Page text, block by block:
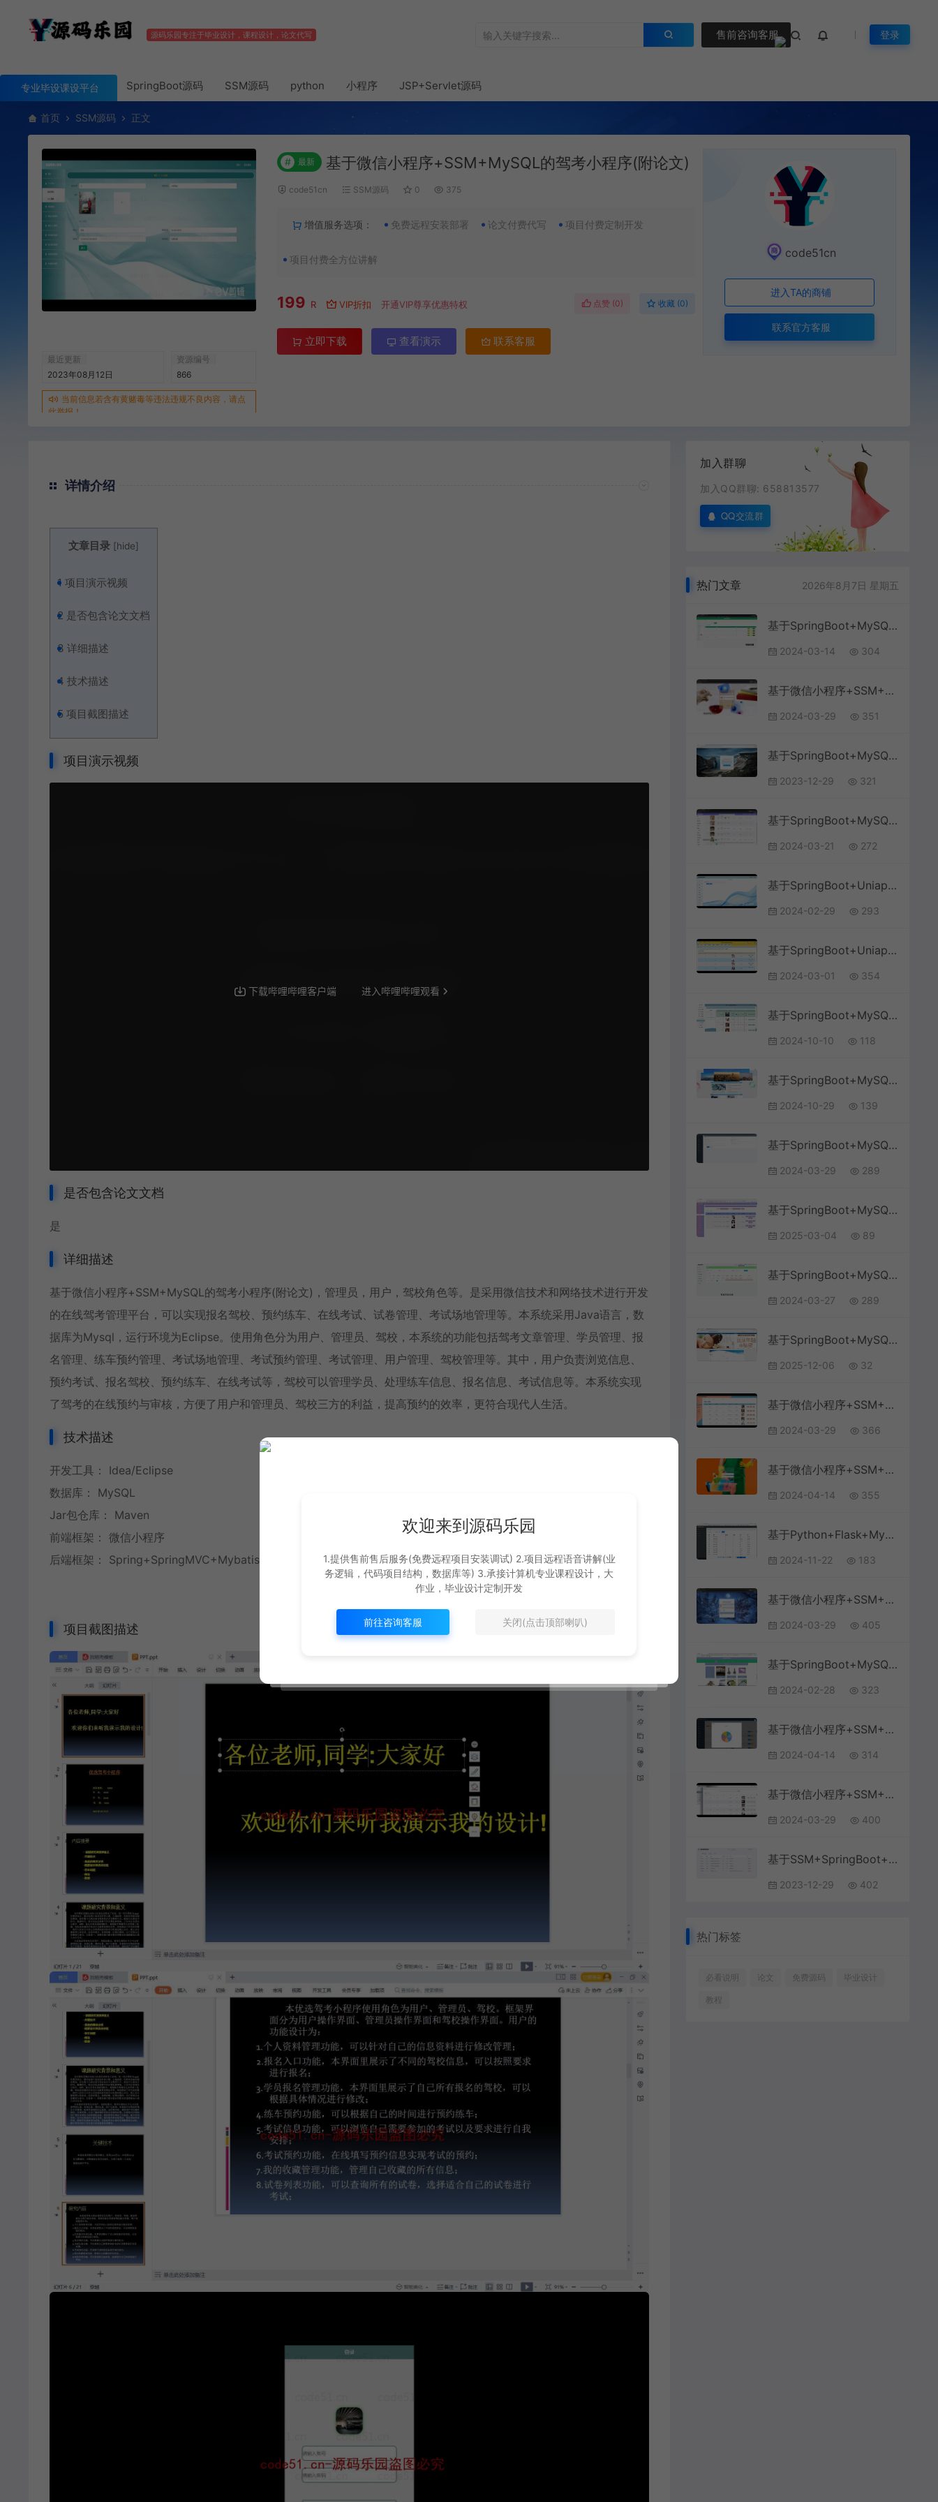
源码乐园专注于毕业设计，课程设计，论文代写 售前咨询客服 登录
专业毕设课设平台 SpringBoot源码 SSM源码 python 小程序 JSP+Servlet源码
首页 SSM源码 正文
最近更新
2023年08月12日
资源编号
866
当前信息若含有黄赌毒等违法违规不良内容，请点
此举报！
# 最新 基于微信小程序+SSM+MySQL的驾考小程序(附论文)
code51cn SSM源码 0 375
增值服务选项： 免费远程安装部署 论文付费代写 项目付费定制开发
项目付费全方位讲解
199 R VIP折扣 开通VIP尊享优惠特权 点赞 (0) 收藏 (0)
立即下载 查看演示 联系客服
code51cn
进入TA的商铺
联系官方客服
详情介绍
文章目录 [hide]
1 项目演示视频
2 是否包含论文文档
3 详细描述
4 技术描述
5 项目截图描述
项目演示视频
是否包含论文文档
是
详细描述
基于微信小程序+SSM+MySQL的驾考小程序(附论文)，管理员，用户，驾校角色等。是采用微信技术和网络技术进行开发
的在线驾考管理平台，可以实现报名驾校、预约练车、在线考试、试卷管理、考试场地管理等。本系统采用Java语言，数
据库为Mysql，运行环境为Eclipse。使用角色分为用户、管理员、驾校，本系统的功能包括驾考文章管理、学员管理、报
名管理、练车预约管理、考试场地管理、考试预约管理、考试管理、用户管理、驾校管理等。其中，用户负责浏览信息、
预约考试、报名驾校、预约练车、在线考试等，驾校可以管理学员、处理练车信息、报名信息、考试信息等。本系统实现
了驾考的在线预约与审核，方便了用户和管理员、驾校三方的利益，提高预约的效率，更符合现代人生活。
技术描述
开发工具： Idea/Eclipse
数据库： MySQL
Jar包仓库： Maven
前端框架： 微信小程序
后端框架： Spring+SpringMVC+Mybatis
项目截图描述
加入群聊
加入QQ群聊: 658813577
QQ交流群
热门文章 2026年8月7日 星期五
基于SpringBoot+MySQL+Vue.js的车辆出租管理系统(附论文)
2024-03-14 304
基于微信小程序+SSM+MySQL的食堂线上订餐小程序附论文)
2024-03-29 351
基于SpringBoot+MySQL+Vue前后端分离的在线课程授课系统(附论文)
2023-12-29 321
基于SpringBoot+MySQL+Vue.js的开放课程管理系统(附论文)
2024-03-21 272
基于SpringBoot+Uniapp+微信小程序的学生选课系统小程序(附论文),
2024-02-29 293
基于SpringBoot+Uniapp+微信小程序的食堂线上订餐小程序(附论文)
2024-03-01 354
基于SpringBoot+MySQL+Vue.js的工会管理系统(附论文)
2024-10-10 118
基于SpringBoot+MySQL+Vue.js的共享单车信息系统(附论文)
2024-10-29 139
基于SpringBoot+MySQL+Vue.js的培训机构运营系统(附论文)
2024-03-29 289
基于SpringBoot+MySQL+Vue.js的美术馆管理系统(附论文)
2025-03-04 89
基于SpringBoot+MySQL+Vue.js的网盘管理系统(附论文)
2024-03-27 289
基于SpringBoot+MySQL+Vue.js的护肤品推荐系统(附论文)
2025-12-06 32
基于微信小程序+SSM+MySQL的自驾游拼团小程序(附论文)
2024-03-29 366
基于微信小程序+SSM+MySQL的家政服务小程序(附论文)
2024-04-14 355
基于Python+Flask+MySQL的天气预报可视化分析系统(附论文)
2024-11-22 183
基于微信小程序+SSM+MySQL的点餐系统小程序(附论文)
2024-03-29 405
基于SpringBoot+MySQL+Vue.js的校园失物招领系统(附论文)
2024-02-28 323
基于微信小程序+SSM+MySQL的学生知识成果展示与交流小程序(附论文)
2024-04-14 314
基于微信小程序+SSM+MySQL的校园顺路代小程序(附论文)
2024-03-29 400
基于SSM+SpringBoot+Antd+Vue前后端分离的酒店管理系统(附文档)
2023-12-29 402
热门标签
必看说明 论文 免费源码 毕业设计
教程
欢迎来到源码乐园
1.提供售前售后服务(免费远程项目安装调试) 2.项目远程语音讲解(业
务逻辑，代码项目结构，数据库等) 3.承接计算机专业课程设计，大
作业，毕业设计定制开发
前往咨询客服 关闭(点击顶部喇叭)